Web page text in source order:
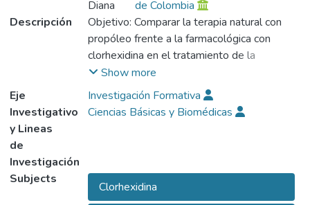
Diana
de Colombia
Descripción
Objetivo: Comparar la terapia natural con
propóleo frente a la farmacológica con
clorhexidina en el tratamiento de la
estomatitis aftosa no traumática.
Metodología: Se realizó la búsqueda de la
literatura a través de revistas científicas
indexadas contenidas en las siguientes
descriptores de búsqueda en las bases de
datos y se registró el número de títulos por
Show more
Eje
Investigativo
y Lineas
de
Investigación
Investigación Formativa
Ciencias Básicas y Biomédicas
Subjects
Clorhexidina